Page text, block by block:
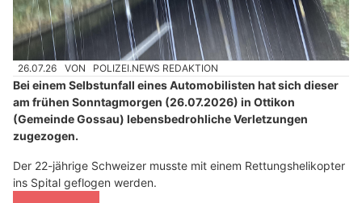
26.07.26 VON POLIZEI.NEWS REDAKTION
Bei einem Selbstunfall eines Automobilisten hat sich dieser
am frühen Sonntagmorgen (26.07.2026) in Ottikon
(Gemeinde Gossau) lebensbedrohliche Verletzungen
zugezogen.
Der 22-jährige Schweizer musste mit einem Rettungshelikopter
ins Spital geflogen werden.